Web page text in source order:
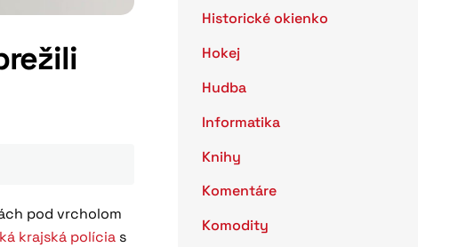
pod vrcholom
krajská polícia s
Historické okienko
Hokej
Hudba
Informatika
Knihy
Komentáre
Komodity